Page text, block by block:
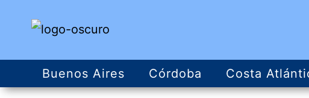
Buenos Aires Córdoba Costa